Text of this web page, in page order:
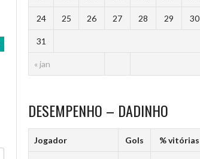
« jan
24 25 26 27 28 29 30
31
DESEMPENHO – DADINHO
Jogador Gols % vitórias